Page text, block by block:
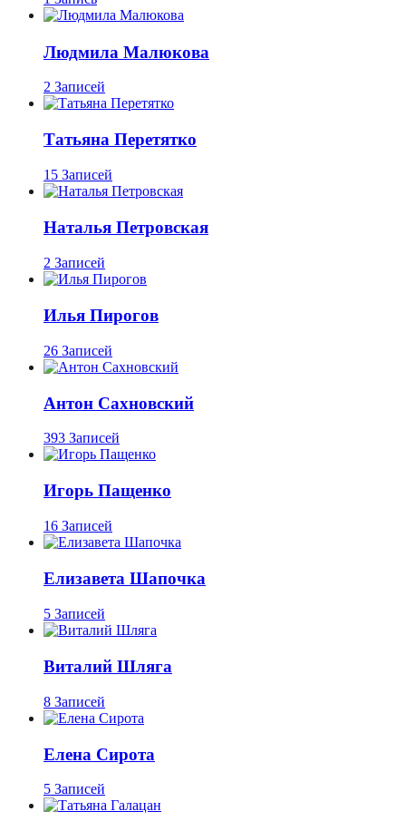
Людмила Малюкова
2 Записей
Татьяна Перетятко
15 Записей
Наталья Петровская
2 Записей
Илья Пирогов
26 Записей
Антон Сахновский
393 Записей
Игорь Пащенко
16 Записей
Елизавета Шапочка
5 Записей
Виталий Шляга
8 Записей
Елена Сирота
5 Записей